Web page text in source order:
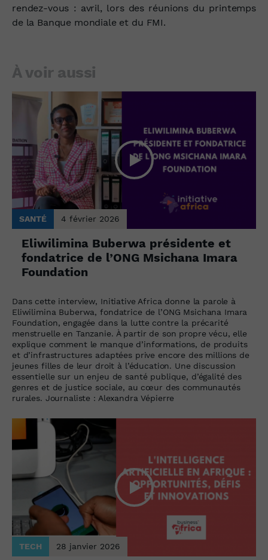
rendez-vous : avril, lors des réunions du printemps
de la Banque mondiale et du FMI.
À voir aussi
SANTÉ 4 février 2026
Eliwilimina Buberwa présidente et
fondatrice de l’ONG Msichana Imara
Foundation
Dans cette interview, Initiative Africa donne la parole à
Eliwilimina Buberwa, fondatrice de l’ONG Msichana Imara
Foundation, engagée dans la lutte contre la précarité
menstruelle en Tanzanie. À partir de son propre vécu, elle
explique comment le manque d’informations, de produits
et d’infrastructures adaptées prive encore des millions de
jeunes filles de leur droit à l’éducation. Une discussion
essentielle sur un enjeu de santé publique, d’égalité des
genres et de justice sociale, au cœur des communautés
rurales. Journaliste : Alexandra Vépierre
TECH 28 janvier 2026